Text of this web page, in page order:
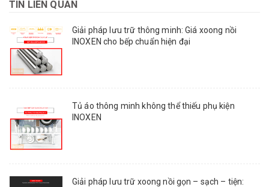
TIN LIÊN QUAN
Giải pháp lưu trữ thông minh: Giá xoong nồi
INOXEN cho bếp chuẩn hiện đại
Tủ áo thông minh không thể thiếu phụ kiện
INOXEN
Giải pháp lưu trữ xoong nồi gọn – sạch – tiện: